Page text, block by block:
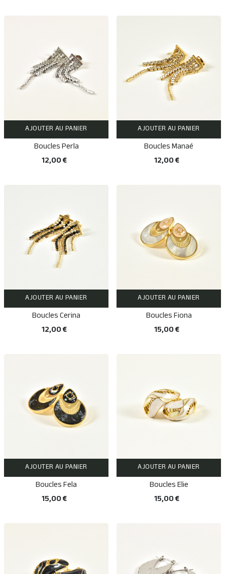
AJOUTER AU PANIER
Boucles Perla
12,00 €
AJOUTER AU PANIER
Boucles Manaé
12,00 €
AJOUTER AU PANIER
Boucles Cerina
12,00 €
AJOUTER AU PANIER
Boucles Fiona
15,00 €
AJOUTER AU PANIER
Boucles Fela
15,00 €
AJOUTER AU PANIER
Boucles Elie
15,00 €